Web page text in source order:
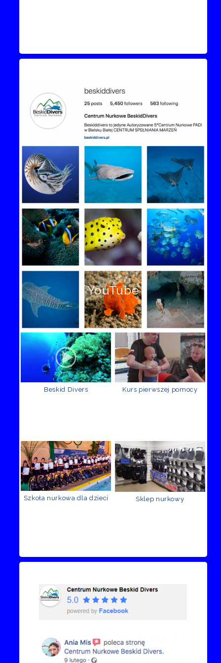
YouTube
Beskid Divers Kurs pierwszej pomocy
Szkoła nurkowa dla dzieci Sklep nurkowy